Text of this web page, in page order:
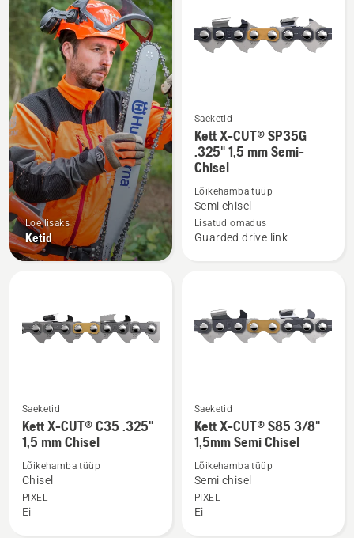
.325"
1,3
mm
Semi
Chisel
kohta
mm
Chisel
Loe lisaks
Ketid
Vaata
rohkem
üksikasju
toote
Kett
CUT®
mm
Semi-
Saeketid
Kett X-CUT® SP35G
.325" 1,5 mm Semi-
Chisel
Lõikehamba tüüp
Semi chisel
Lisatud omadus
Guarded drive link
Vaata
rohkem
üksikasju
toote
Kett
Saeketid
Kett X-CUT® C35 .325"
1,5 mm Chisel
Lõikehamba tüüp
Chisel
PIXEL
Ei
Vaata
rohkem
üksikasju
toote
Kett
Saeketid
Kett X-CUT® S85 3/8"
1,5mm Semi Chisel
Lõikehamba tüüp
Semi chisel
PIXEL
Ei